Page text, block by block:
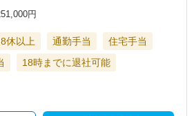
円
休以上 通勤手当
住宅手当
18時までに退社可能